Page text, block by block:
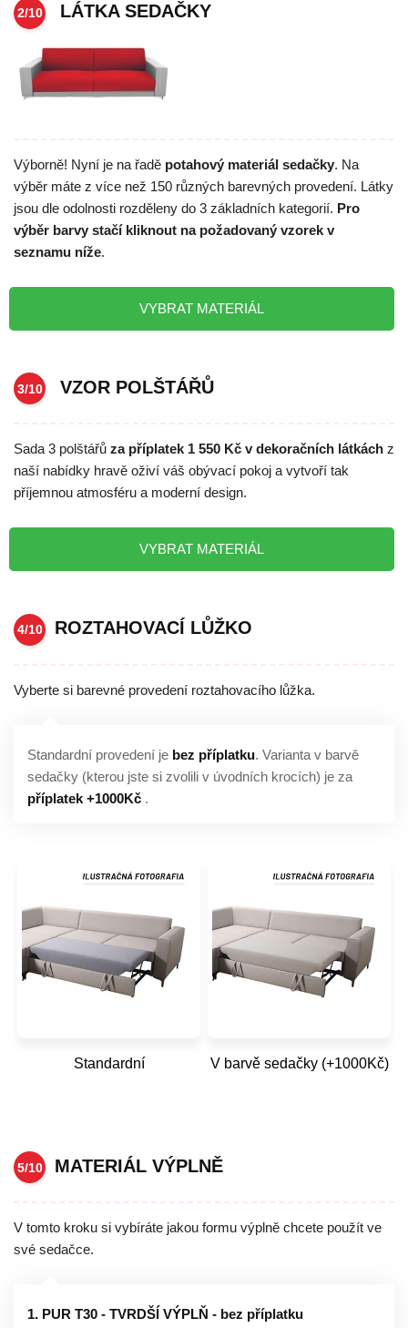
2/10 LÁTKA SEDAČKY
Výborně! Nyní je na řadě potahový materiál sedačky. Na
výběr máte z více než 150 různých barevných provedení. Látky
jsou dle odolnosti rozděleny do 3 základních kategorií. Pro
výběr barvy stačí kliknout na požadovaný vzorek v
seznamu níže.
VYBRAT MATERIÁL
3/10 VZOR POLŠTÁŘŮ
Sada 3 polštářů za příplatek 1 550 Kč v dekoračních látkách z
naší nabídky hravě oživí váš obývací pokoj a vytvoří tak
příjemnou atmosféru a moderní design.
VYBRAT MATERIÁL
4/10 ROZTAHOVACÍ LŮŽKO
Vyberte si barevné provedení roztahovacího lůžka.
Standardní provedení je bez příplatku. Varianta v barvě
sedačky (kterou jste si zvolili v úvodních krocích) je za
příplatek +1000Kč .
Standardní V barvě sedačky (+1000Kč)
5/10 MATERIÁL VÝPLNĚ
V tomto kroku si vybíráte jakou formu výplně chcete použít ve
své sedačce.
1. PUR T30 - TVRDŠÍ VÝPLŇ - bez příplatku